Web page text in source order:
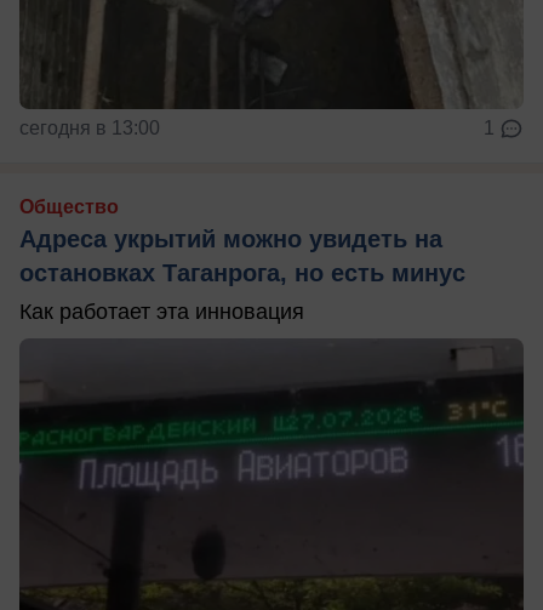
сегодня в 13:00 1
Общество
Адреса укрытий можно увидеть на
остановках Таганрога, но есть минус
Как работает эта инновация